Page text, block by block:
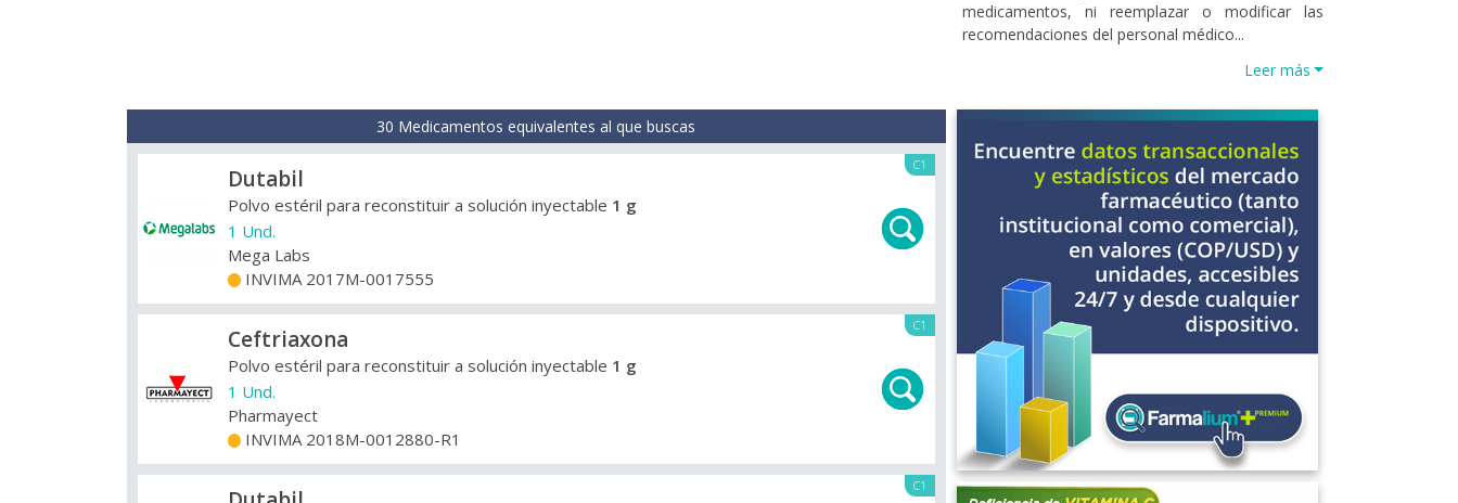
medicamentos, ni reemplazar o modificar las
recomendaciones del personal médico...
Leer más
30 Medicamentos equivalentes al que buscas
C1
Dutabil
Polvo estéril para reconstituir a solución inyectable 1 g
1 Und.
Mega Labs
INVIMA 2017M-0017555
C1
Ceftriaxona
Polvo estéril para reconstituir a solución inyectable 1 g
1 Und.
Pharmayect
INVIMA 2018M-0012880-R1
C1